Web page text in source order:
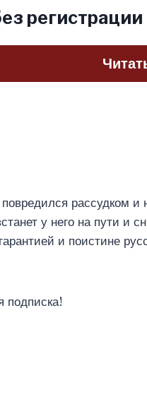
регистрации
рассудком и
у него на пути и
и поистине
подписка!